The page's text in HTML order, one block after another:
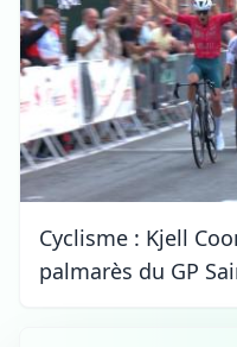
Cyclisme : Kjell
palmarès du GP